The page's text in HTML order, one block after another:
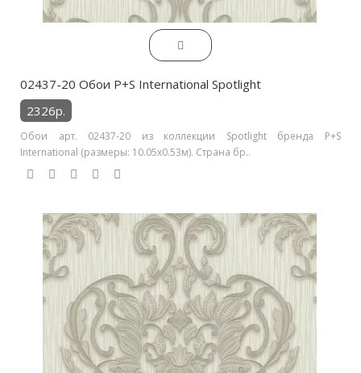
02437-20 Обои P+S International Spotlight
2326р.
Обои арт. 02437-20 из коллекции Spotlight бренда P+S
International (размеры: 10.05х0.53м). Страна бр..